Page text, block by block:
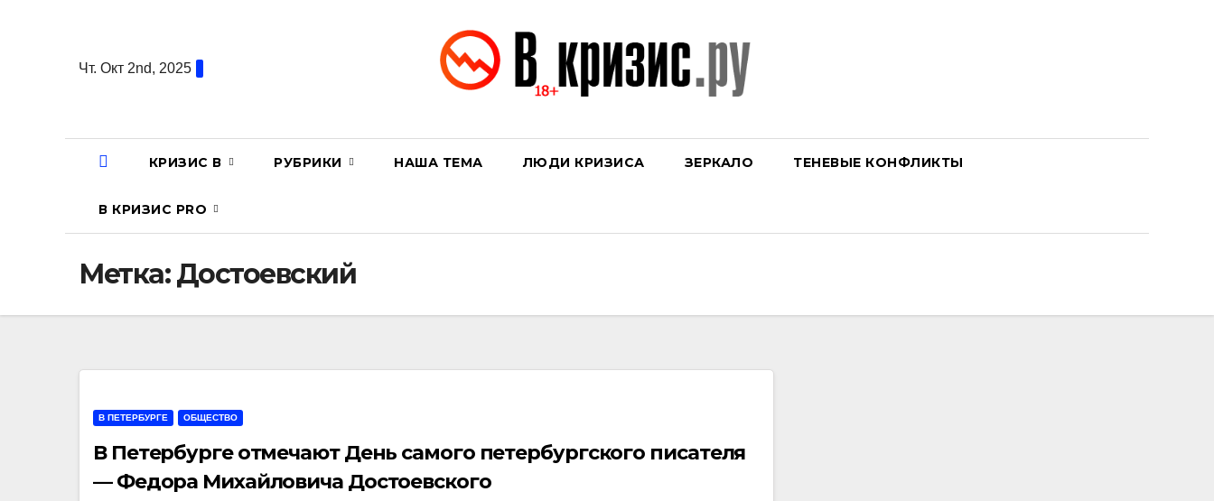
содержаниюЧт. Окт 2nd, 2025
КРИЗИС В РУБРИКИ НАША ТЕМА ЛЮДИ КРИЗИСА ЗЕРКАЛО ТЕНЕВЫЕ КОНФЛИКТЫ
В КРИЗИС PRO
Метка:Достоевский
В ПЕТЕРБУРГЕ ОБЩЕСТВО
В Петербурге отмечают День самого петербургского писателя
— Федора Михайловича Достоевского